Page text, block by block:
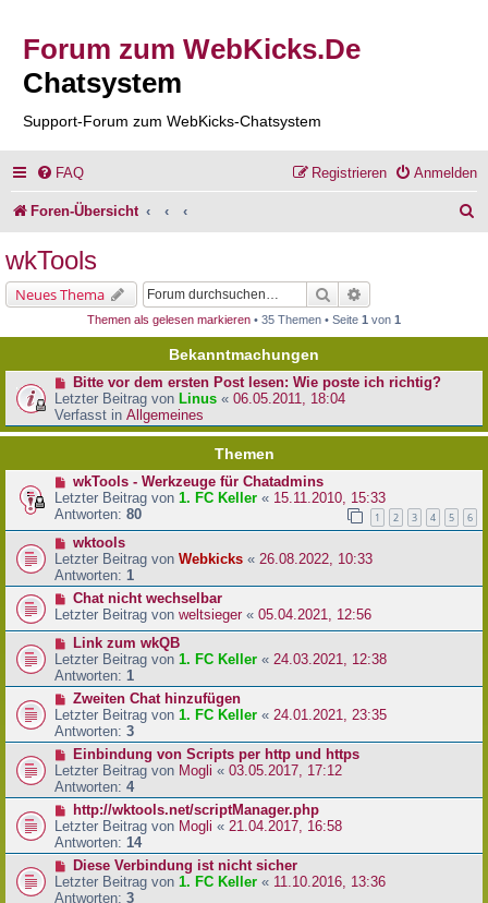
Forum zum WebKicks.De
Chatsystem
Support-Forum zum WebKicks-Chatsystem
FAQ Anmelden
Registrieren
Foren-Übersicht
e
wkTools
Neues Thema Suche
Themen als gelesen markieren • 35 Themen • Seite 1 von 1
Bekanntmachungen
Bitte vor dem ersten Post lesen: Wie poste ich richtig?
Letzter Beitrag von Linus « 06.05.2011, 18:04
Verfasst in Allgemeines
Themen
wkTools - Werkzeuge für Chatadmins
Letzter Beitrag von 1. FC Keller « 15.11.2010, 15:33
Antworten: 80 1 2 3 4 5 6
wktools
Letzter Beitrag von Webkicks « 26.08.2022, 10:33
Antworten: 1
Chat nicht wechselbar
Letzter Beitrag von weltsieger« 05.04.2021, 12:56
Link zum wkQB
Letzter Beitrag von 1. FC Keller « 24.03.2021, 12:38
Antworten: 1
Zweiten Chat hinzufügen
Letzter Beitrag von 1. FC Keller « 24.01.2021, 23:35
Antworten: 3
Einbindung von Scripts per http und https
Letzter Beitrag von Mogli « 03.05.2017, 17:12
Antworten: 4
http://wktools.net/scriptManager.php
Letzter Beitrag von Mogli « 21.04.2017, 16:58
Antworten: 14
Diese Verbindung ist nicht sicher
Letzter Beitrag von 1. FC Keller « 11.10.2016, 13:36
Antworten: 3